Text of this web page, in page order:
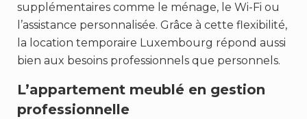
supplémentaires comme le ménage, le Wi-Fi ou
l’assistance personnalisée. Grâce à cette flexibilité,
la location temporaire Luxembourg répond aussi
bien aux besoins professionnels que personnels.
L’appartement meublé en gestion
professionnelle